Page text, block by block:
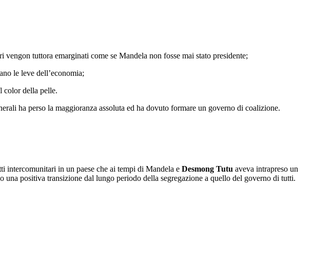
tuttora emarginati come se Mandela non fosse mai stato presidente;
le leve dell’economia;
color della pelle.
ha perso la maggioranza assoluta ed ha dovuto formare un governo di coalizione.
intercomunitari in un paese che ai tempi di Mandela e Desmong Tutu aveva intrapreso un
positiva transizione dal lungo periodo della segregazione a quello del governo di tutti.